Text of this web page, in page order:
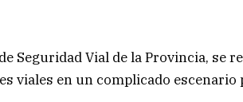
Seguridad Vial de la Provincia, se
viales en un complicado